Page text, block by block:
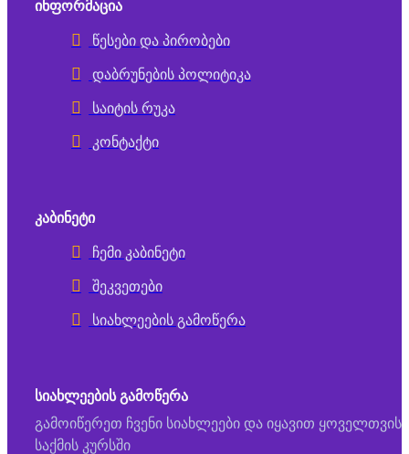
ᲘᲜᲤᲝᲠᲛᲐᲪᲘᲐ
წესები და პირობები
დაბრუნების პოლიტიკა
საიტის რუკა
კონტაქტი
ᲙᲐᲑᲘᲜᲔᲢᲘ
ჩემი კაბინეტი
შეკვეთები
სიახლეების გამოწერა
ᲡᲘᲐᲮᲚᲔᲔᲑᲘᲡ ᲒᲐᲛᲝᲬᲔᲠᲐ
გამოიწერეთ ჩვენი სიახლეები და იყავით ყოველთვის
საქმის კურსში